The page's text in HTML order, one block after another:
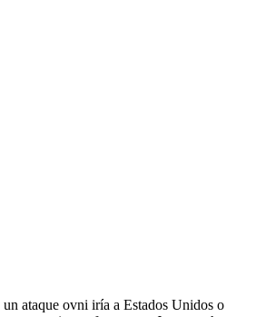
ataque ovni iría a Estados Unidos o